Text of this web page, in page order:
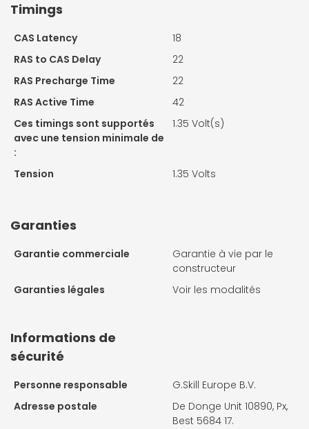
Timings
CAS Latency
18
RAS to CAS Delay
22
RAS Precharge Time
22
RAS Active Time
42
Ces timings sont supportés
avec une tension minimale de
:
1.35 Volt(s)
Tension 1.35 Volts
Garanties
Garantie commerciale
Garantie à vie par le
constructeur
Garanties légales
Voir les modalités
Informations de
sécurité
Personne responsable
G.Skill Europe B.V.
Adresse postale
De Donge Unit 10890, Px,
Best 5684 17.